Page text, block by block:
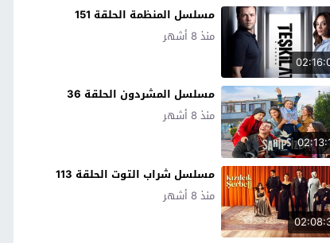
مسلسل المنظمة الحلقة 151
منذ 8 أشهر
مسلسل المشردون الحلقة 36
منذ 8 أشهر
مسلسل شراب التوت الحلقة 113
منذ 8 أشهر